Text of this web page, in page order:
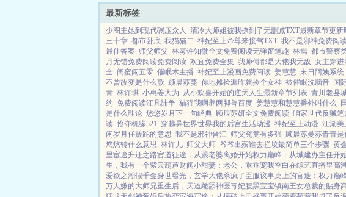
最新标签
少阁主她到现代碾压众人 清冷大师姐被我撩到了无删减TXT最新章节更新
三十章 都市卧底 我猫猫二 神妃至上帝尊来接驾TXT 我不是邪神免费阅
最佳答案 师父师父 林雾许知微全文免费阅读无弹窗笔趣 林焉 都市警察
月无错免费阅读免费阅读 欢宜免费全集 我师傅都是大佬我无敌 女主穿进
全 闺蜜闯五零 催眠术主播 神妃至上漫画免费阅读 姜慧慧 末日阿姨系统
不曾改变是什么歌 顾晨苏蔓 你地摊捡漏昨就捡个女神 被催眠洗脑音 国
青 林许琪 小惠姜大为 从小欢喜开始的逆天人生最新章节列表 青川老县
约 免费阅读江凡陆争 猫猫我啊养两脚兽百度 姜慧慧和慧慧番外叫什么
是什么理论 悠悠岁月下一句经典 顾辰苏妍全文免费阅读 咱家世代反贼
读 抢夺机缘521 穿越异世界世界我的后宫生活动漫 神妃至上动漫 江湖美
闲岁月任蹉跎的意思 我不是邪神晋江 师父究竟有多强 顾晨苏曼苏青青是
悠悠转什么意思 林许儿 师父大师 爷爷出殡谁去拦坟最简单三个步骤 黄
里宦途升迁之路官道征途：从跟老婆离婚开始权力巅峰：从城建办主任开
生，我有一个紫云葫芦财阀小甜妻：老公，乖乖宠我空白在综艺直播里高
爱欲之潮假千金身世曝光，玄学大佬杀疯了 臣服议事桌上的官途：权力巅
万人嫌的大师兄重生后，天道跪舔神医毒妃腹黑宝宝镇南王女总裁的贴身